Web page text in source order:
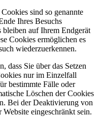
sind so genannte
Ihres Besuchs
bleiben auf Ihrem Endgerät
Cookies ermöglichen es
wiederzuerkennen.
dass Sie über das Setzen
nur im Einzelfall
bestimmte Fälle oder
Löschen der Cookies
Bei der Deaktivierung von
eingeschränkt sein.